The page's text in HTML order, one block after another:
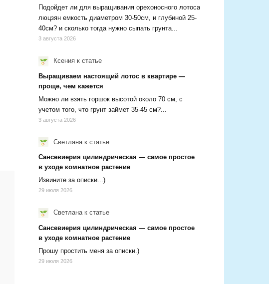
Подойдет ли для выращивания орехоносного лотоса
люцзян емкость диаметром 30-50см, и глубиной 25-
40см? и сколько тогда нужно сыпать грунта...
3 августа 2026
Ксения к статье
Выращиваем настоящий лотос в квартире —
проще, чем кажется
Можно ли взять горшок высотой около 70 см, с
учетом того, что грунт займет 35-45 см?...
3 августа 2026
Светлана к статье
Сансевиерия цилиндрическая — самое простое
в уходе комнатное растение
Извините за описки...)
29 июля 2026
Светланак статье
Сансевиерия цилиндрическая — самое простое
в уходе комнатное растение
Прошу простить меня за описки.)
29 июля 2026